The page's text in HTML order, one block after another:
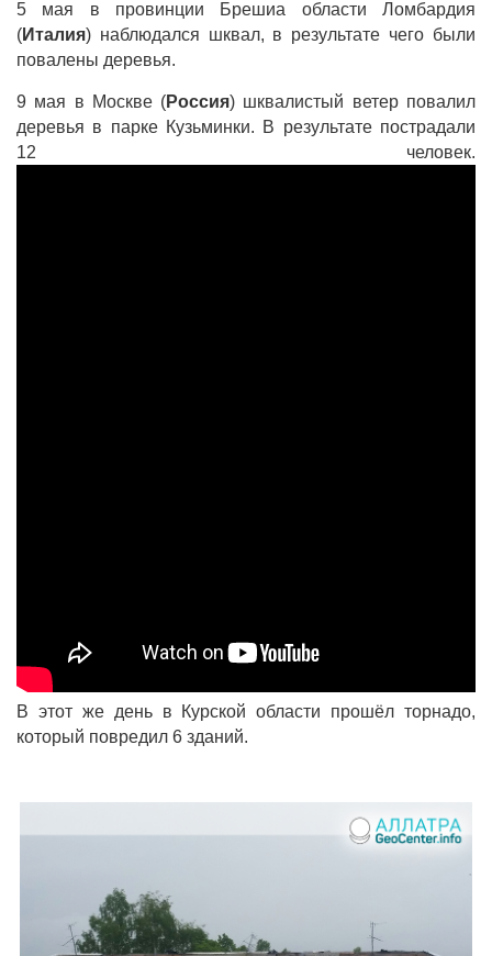
5 мая в провинции Брешиа области Ломбардия
(Италия) наблюдался шквал, в результате чего были
повалены деревья.
9 мая в Москве (Россия) шквалистый ветер повалил
деревья в парке Кузьминки. В результате пострадали
12 человек.
В этот же день в Курской области прошёл торнадо,
который повредил 6 зданий.